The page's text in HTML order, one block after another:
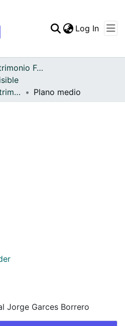
Log In
Archivo del Patrimonio Fotográfico y Fílmico del Valle del Cauca
FCCV - Infancia - Patrimonial
Plano medio
Jorge Garces Borrero